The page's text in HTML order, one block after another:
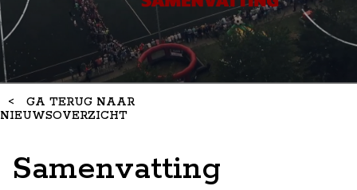
< GA TERUG NAAR
NIEUWSOVERZICHT
Samenvatting